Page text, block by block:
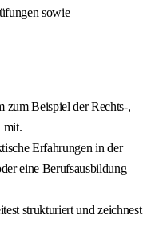
sowie
zum Beispiel der Rechts-,
mit.
Erfahrungen in der
eine Berufsausbildung
strukturiert und zeichnest